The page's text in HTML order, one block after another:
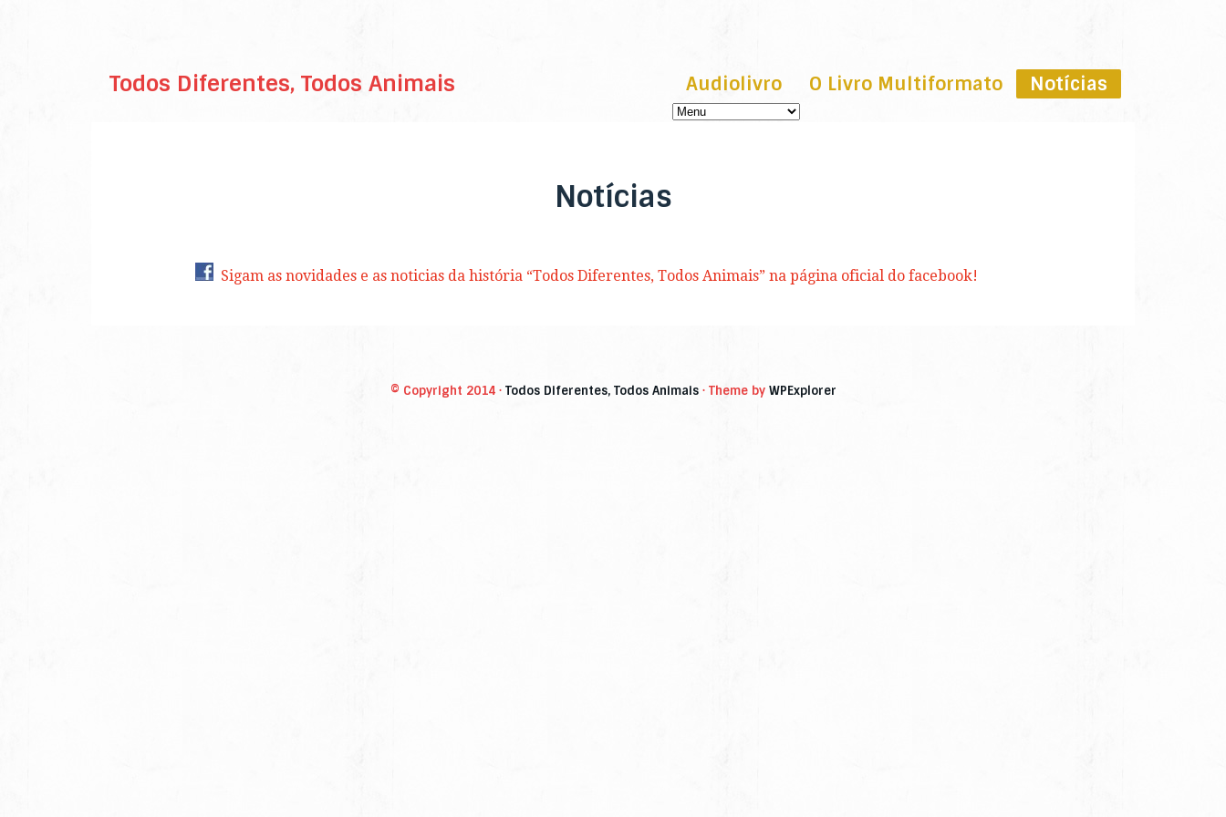
Todos Diferentes, Todos Animais Audiolivro O Livro Multiformato Notícias
Notícias
Sigam as novidades e as noticias da história “Todos Diferentes, Todos Animais” na página oficial do facebook!
© Copyright 2014 · Todos Diferentes, Todos Animais· Theme by WPExplorer